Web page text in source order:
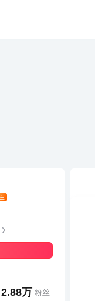
2.88万 粉丝